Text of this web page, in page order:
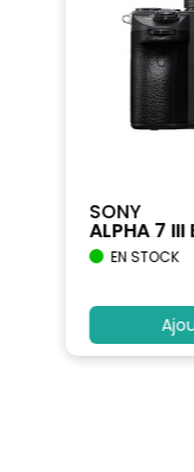
SONY
ALPHA 7 III
EN STOCK